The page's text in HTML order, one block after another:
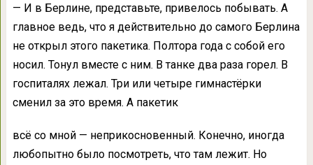
— И в Берлине, представьте, привелось побывать. А
главное ведь, что я действительно до самого Берлина
не открыл этого пакетика. Полтора года с собой его
носил. Тонул вместе с ним. В танке два раза горел. В
госпиталях лежал. Три или четыре гимнастёрки
сменил за это время. А пакетик
всё со мной — неприкосновенный. Конечно, иногда
любопытно было посмотреть, что там лежит. Но